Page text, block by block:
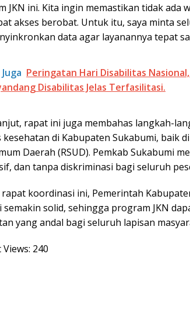
JKN ini. Kita ingin memastikan tidak ada
akses berobat. Untuk itu, saya minta
data agar layanannya tepat
Peringatan Hari Disabilitas
Disabilitas Jelas Terfasilitasi.
rapat ini juga membahas langkah-
di Kabupaten Sukabumi, baik
Daerah (RSUD). Pemkab Sukabumi
dan tanpa diskriminasi bagi seluruh
koordinasi ini, Pemerintah
semakin solid, sehingga program JKN
yang andal bagi seluruh lapisan
Views: 240